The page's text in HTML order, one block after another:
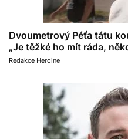
Dvoumetrový Péťa tátu
„Je těžké ho mít ráda,
Redakce Heroine